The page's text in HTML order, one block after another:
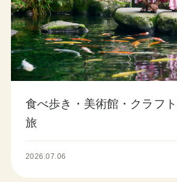
食べ歩き・美術館・クラフ
旅
2026.07.06